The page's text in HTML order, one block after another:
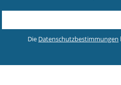
Die Datenschutzbestimmungen